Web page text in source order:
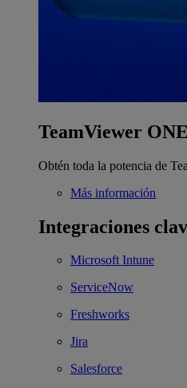
TeamViewer ONE
Obtén toda la potencia de
Más información
Integraciones
Microsoft Intune
ServiceNow
Freshworks
Jira
Salesforce